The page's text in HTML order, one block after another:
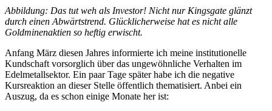
Abbildung: Das tut weh als Investor! Nicht nur Kingsgate glänzt
durch einen Abwärtstrend. Glücklicherweise hat es nicht alle
Goldminenaktien so heftig erwischt.
Anfang März diesen Jahres informierte ich meine institutionelle
Kundschaft vorsorglich über das ungewöhnliche Verhalten im
Edelmetallsektor. Ein paar Tage später habe ich die negative
Kursreaktion an dieser Stelle öffentlich thematisiert. Anbei ein
Auszug, da es schon einige Monate her ist: